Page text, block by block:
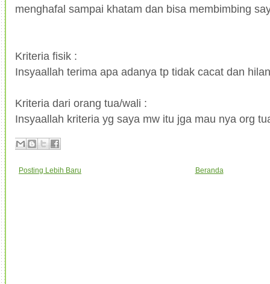
menghafal sampai khatam dan bisa membimbing
Kriteria fisik :
Insyaallah terima apa adanya tp tidak cacat dan
Kriteria dari orang tua/wali :
Insyaallah kriteria yg saya mw itu jga mau nya org
Posting Lebih Baru Beranda